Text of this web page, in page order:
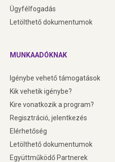
Ügyfélfogadás
Letölthető dokumentumok
MUNKAADÓKNAK
Igénybe vehető támogatások
Kik vehetik igénybe?
Kire vonatkozik a program?
Regisztráció, jelentkezés
Elérhetőség
Letölthető dokumentumok
Együttműködő Partnerek